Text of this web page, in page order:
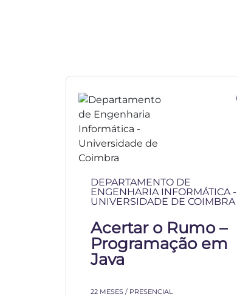
DEPARTAMENTO DE
ENGENHARIA INFORMÁTICA -
UNIVERSIDADE DE COIMBRA
Acertar o Rumo –
Programação em
Java
22 MESES / PRESENCIAL